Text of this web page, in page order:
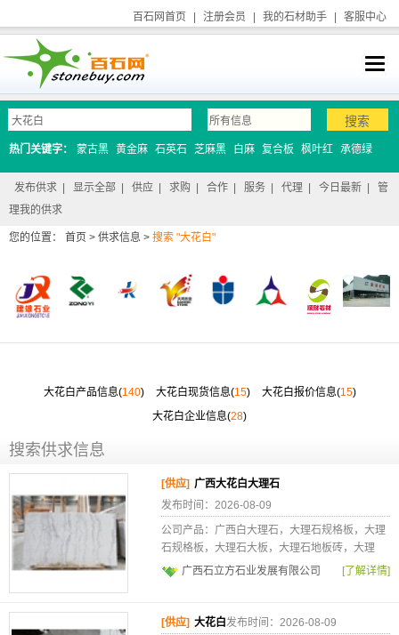
百石网首页 注册会员 我的石材助手 客服中心
热门关键字： 蒙古黑 黄金麻 石英石 芝麻黑 白麻 复合板 枫叶红 承德绿
发布供求 显示全部 供应 求购 合作 服务 代理 今日最新
管
理我的供求
您的位置： 首页 > 供求信息 > 搜索 "大花白"
大花白产品信息(140) 大花白现货信息(15) 大花白报价信息(15)
大花白企业信息(28)
搜索供求信息
[供应] 广西大花白大理石
发布时间：2026-08-09
公司产品：广西白大理石，大理石规格板，大理
石规格板，大理石大板，大理石地板砖，大理
广西石立方石业发展有限公司
[了解详情]
[供应] 大花白发布时间：2026-08-09